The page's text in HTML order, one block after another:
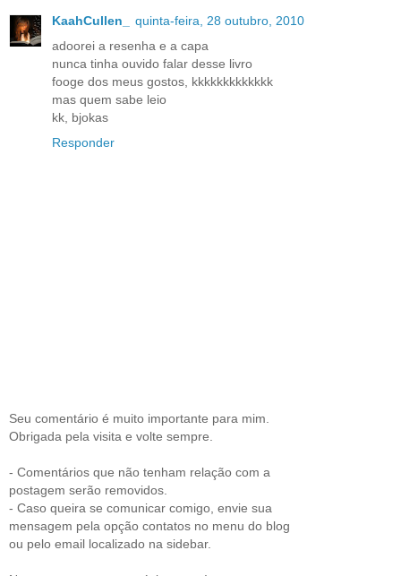
KaahCullen_
quinta-feira, 28 outubro, 2010
adoorei a resenha e a capa
nunca tinha ouvido falar desse livro
fooge dos meus gostos, kkkkkkkkkkkkk
mas quem sabe leio
kk, bjokas
Responder
Seu comentário é muito importante para mim.
Obrigada pela visita e volte sempre.
- Comentários que não tenham relação com a
postagem serão removidos.
- Caso queira se comunicar comigo, envie sua
mensagem pela opção contatos no menu do blog
ou pelo email localizado na sidebar.